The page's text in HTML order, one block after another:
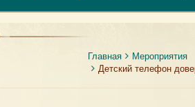
Главная
Мероприятия
Детский телефон